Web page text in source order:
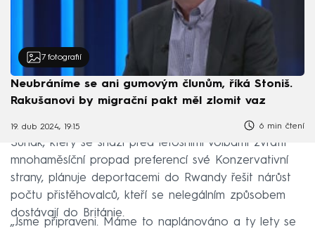
7 fotografií
Neubráníme se ani gumovým člunům, říká Stoniš.
Rakušanovi by migrační pakt měl zlomit vaz
19. dub 2024, 19:15 6 min čtení
Sunak, který se snaží před letošními volbami zvrátit
mnohaměsíční propad preferencí své Konzervativní
strany, plánuje deportacemi do Rwandy řešit nárůst
počtu přistěhovalců, kteří se nelegálním způsobem
dostávají do Británie.
„Jsme připraveni. Máme to naplánováno a ty lety se